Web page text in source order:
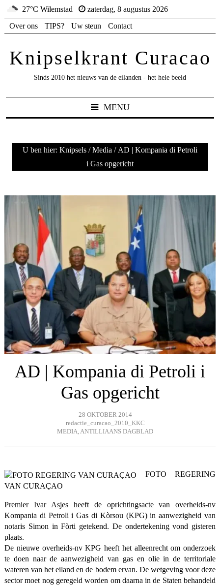
27°C Wilemstad
zaterdag, 8 augustus 2026
Over ons
TIPS? Uw steun Contact
Knipselkrant Curacao
Sinds 2010 het nieuws van de eilanden - het hele beeld
MENU
U ben hier: Knipsels / Media / AD | Kompania di Petroli
i Gas opgericht
AD | Kompania di Petroli i
Gas opgericht
28 OKTOBER 2014
redactie_curacao_2010_KKC
MEDIA,ANTILLIAANS DAGBLAD
FOTO REGERING
VAN CURAÇAO
Premier Ivar Asjes heeft de oprichtingsacte van overheids-nv
Kompania di Petroli i Gas di Kòrsou (KPG) in aanwezigheid van
notaris Simon in Fòrti getekend. De ondertekening vond gisteren
plaats.
De nieuwe overheids-nv KPG heeft het alleenrecht om onderzoek
te doen naar de aanwezigheid van gas en olie in de territoriale
wateren van het eiland en de bodem ervan. De wetgeving voor deze
sector moet nog geregeld worden om daarna in de Staten behandeld